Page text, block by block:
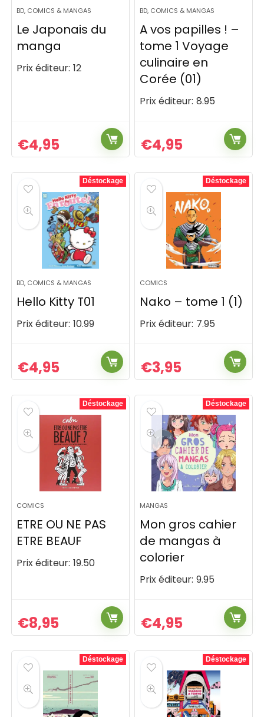
BD, COMICS & MANGAS
Le Japonais du
manga
Prix éditeur: 12
€4,95
BD, COMICS & MANGAS
A vos papilles ! –
tome 1 Voyage
culinaire en
Corée (01)
Prix éditeur: 8.95
€4,95
Déstockage
BD, COMICS & MANGAS
Hello Kitty T01
Prix éditeur: 10.99
€4,95
Déstockage
COMICS
Nako – tome 1 (1)
Prix éditeur: 7.95
€3,95
Déstockage
COMICS
ETRE OU NE PAS
ETRE BEAUF
Prix éditeur: 19.50
€8,95
Déstockage
MANGAS
Mon gros cahier
de mangas à
colorier
Prix éditeur: 9.95
€4,95
Déstockage Déstockage